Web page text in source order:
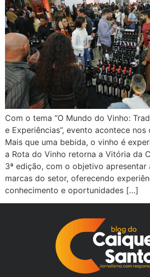
Com o tema “O Mundo do Vinho:
e Experiências”, evento acontece
Mais que uma bebida, o vinho é
a Rota do Vinho retorna a Vitória da
3ª edição, com o objetivo apresentar
marcas do setor, oferecendo
conhecimento e oportunidades […]